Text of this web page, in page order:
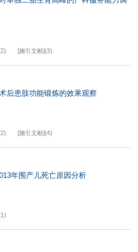
2) [施引文献](3)
后患肢功能锻炼的效果观察
2) [施引文献](4)
年围产儿死亡原因分析
1)